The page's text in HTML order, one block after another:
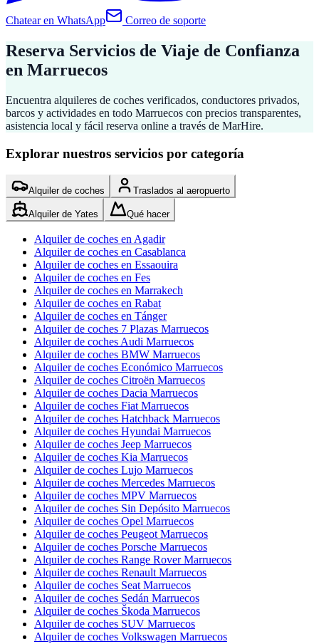
Chatear en WhatsApp Correo de soporte
Reserva Servicios de Viaje de Confianza
en Marruecos
Encuentra alquileres de coches verificados, conductores privados,
barcos y actividades en todo Marruecos con precios transparentes,
asistencia local y fácil reserva online a través de MarHire.
Explorar nuestros servicios por categoría
Alquiler de coches Traslados al aeropuerto
Alquiler de Yates Qué hacer
Alquiler de coches en Agadir
Alquiler de coches en Casablanca
Alquiler de coches en Essaouira
Alquiler de coches en Fes
Alquiler de coches en Marrakech
Alquiler de coches en Rabat
Alquiler de coches en Tánger
Alquiler de coches 7 Plazas Marruecos
Alquiler de coches Audi Marruecos
Alquiler de coches BMW Marruecos
Alquiler de coches Económico Marruecos
Alquiler de coches Citroën Marruecos
Alquiler de coches Dacia Marruecos
Alquiler de coches Fiat Marruecos
Alquiler de coches Hatchback Marruecos
Alquiler de coches Hyundai Marruecos
Alquiler de coches Jeep Marruecos
Alquiler de coches Kia Marruecos
Alquiler de coches Lujo Marruecos
Alquiler de coches Mercedes Marruecos
Alquiler de coches MPV Marruecos
Alquiler de coches Sin Depósito Marruecos
Alquiler de coches Opel Marruecos
Alquiler de coches Peugeot Marruecos
Alquiler de coches Porsche Marruecos
Alquiler de coches Range Rover Marruecos
Alquiler de coches Renault Marruecos
Alquiler de coches Seat Marruecos
Alquiler de coches Sedán Marruecos
Alquiler de coches Škoda Marruecos
Alquiler de coches SUV Marruecos
Alquiler de coches Volkswagen Marruecos